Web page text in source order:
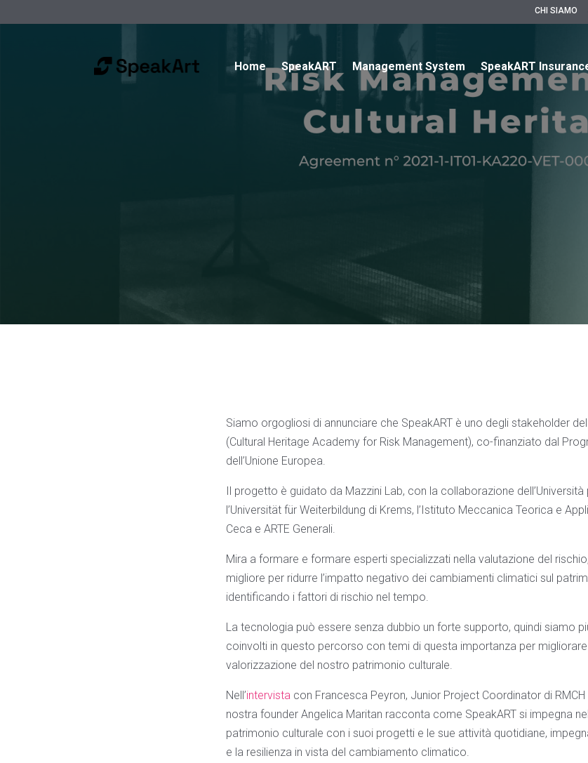
CHI SIAMO
Home SpeakART Management System SpeakART
Siamo orgogliosi di annunciare che SpeakART è uno degli stakeholder
(Cultural Heritage Academy for Risk Management), co-finanziato dal
dell’Unione Europea.
Il progetto è guidato da Mazzini Lab, con la collaborazione dell’Università
l’Universität für Weiterbildung di Krems, l’Istituto Meccanica Teorica e
Ceca e ARTE Generali.
Mira a formare e formare esperti specializzati nella valutazione del
migliore per ridurre l’impatto negativo dei cambiamenti climatici sul
identificando i fattori di rischio nel tempo.
La tecnologia può essere senza dubbio un forte supporto, quindi siamo
coinvolti in questo percorso con temi di questa importanza per
valorizzazione del nostro patrimonio culturale.
Nell’intervista con Francesca Peyron, Junior Project Coordinator di RMCH
nostra founder Angelica Maritan racconta come SpeakART si impegna
patrimonio culturale con i suoi progetti e le sue attività quotidiane,
e la resilienza in vista del cambiamento climatico.